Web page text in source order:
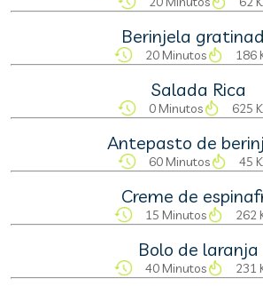
Berinjela
20 Minutos 186
Salada Rica
0 Minutos 625
Antepasto de
60 Minutos 45
Creme de
15 Minutos 262
Bolo de laranja
40 Minutos 231